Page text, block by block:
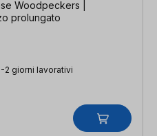
Woodpeckers |
prolungato
2 giorni lavorativi